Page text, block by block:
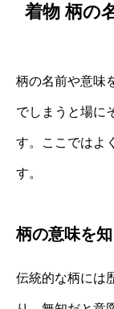
着物 柄の
柄の名前や意味
でしまうと場に
す。ここではよ
す。
柄の意味を
伝統的な柄には